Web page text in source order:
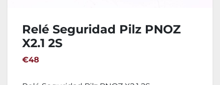
Relé Seguridad Pilz PNOZ
X2.1 2S
€48